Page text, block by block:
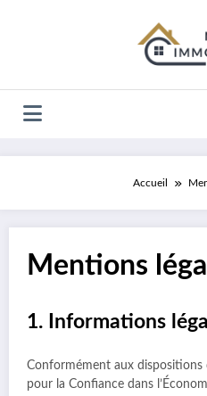
Accueil
Mentions
1. Informations
Conformément aux
pour la Confiance dans